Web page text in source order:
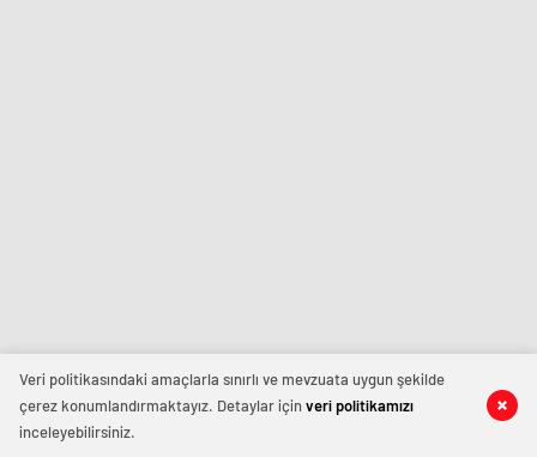
Veri politikasındaki amaçlarla sınırlı ve mevzuata uygun şekilde
çerez konumlandırmaktayız. Detaylar içinveri politikamızı
inceleyebilirsiniz.